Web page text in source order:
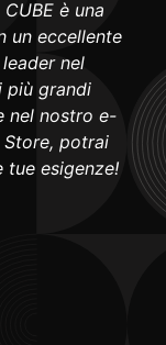
è una
un eccellente
nel
più grandi
nel nostro e-
potrai
esigenze!